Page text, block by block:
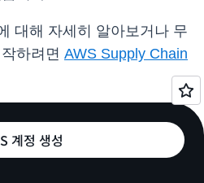
대해 자세히 알아보거나 무
하려면 AWS Supply Chain
계정 생성